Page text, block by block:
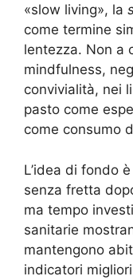
«slow living», la
come termine
lentezza. Non a
mindfulness,
convivialità, nei
pasto come
come consumo
L’idea di fondo
senza fretta
ma tempo
sanitarie
mantengono
indicatori